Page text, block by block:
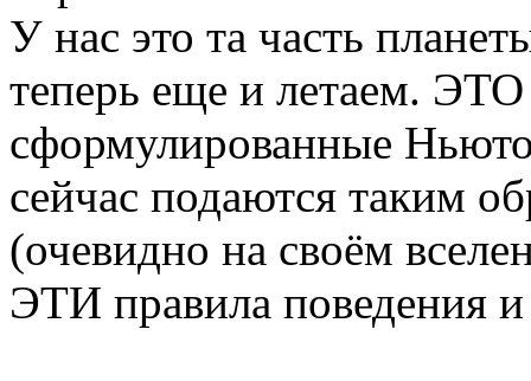
У нас это та часть
теперь еще и летаем.
сформулированные
сейчас подаются таким
(очевидно на своём
ЭТИ правила поведения